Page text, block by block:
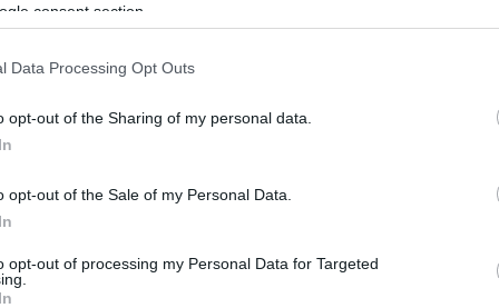
consent section.
Data Processing Opt Outs
opt-out of the Sharing of my personal data.
opt-out of the Sale of my Personal Data.
opt-out of processing my Personal Data for Targeted
με τις νέες προβλήτες; Έγιναν … υποβρύχιες»
τη μαρίνα και στην ψηφιακή εποχή. Σύμφωνα με τον
Patras», μέσω της οποίας οι χρήστες μπορούν να
διαθεσιμότητα και να πραγματοποιούν ηλεκτρονικά
έγκρισης ή εναλλακτικής πρότασης θέσης σε
η εγκατάσταση αισθητήρων σε περισσότερες από 30
το επόμενο διάστημα θα υπάρξει και οργανωμένη